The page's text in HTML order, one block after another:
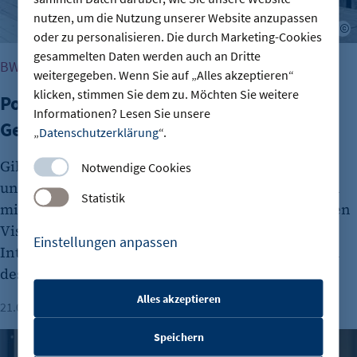
nutzen, um die Nutzung unserer Website anzupassen
oder zu personalisieren. Die durch Marketing-Cookies
gesammelten Daten werden auch an Dritte
weitergegeben. Wenn Sie auf „Alles akzeptieren“
klicken, stimmen Sie dem zu. Möchten Sie weitere
Informationen? Lesen Sie unsere
„Datenschutzerklärung“.
Notwendige Cookies
Statistik
Einstellungen anpassen
etracker Sitzungs-Cookie
Alles akzeptieren
Speichern
BW BUSINESS BACKSTAGE
Popeia: Wie aus Socken eine
Geschäftsidee wurde
Gibt es in der Modewelt noch neue Ansätze? Sara
und Anna vom Modelabel Popeia zeigen, wie man
mithilfe der eigenen Community und einer starken
Vision eine Fashion Brand aufbauen kann. Im
Interview erzählen sie von den Höhen und Tiefen
des Gründens.
21.07.2026 Lesezeit: 3 MinutenAaron Baumgart
Mut zur KI: Warum Medienkompetenz mehr als ein